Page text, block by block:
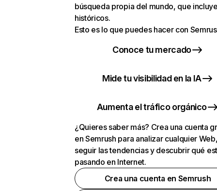
búsqueda propia del mundo, que
históricos.
Esto es lo que puedes hacer con
Conoce tu mercado
Mide tu visibilidad en la IA
Aumenta el tráfico orgánico
¿Quieres saber más? Crea una cuenta
en Semrush para analizar cualquier
seguir las tendencias y descubrir qué
pasando en Internet.
Crea una cuenta en Semrush